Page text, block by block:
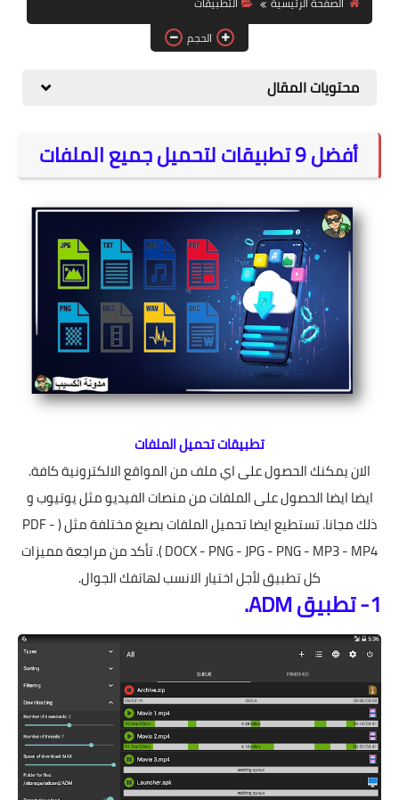
المواقع
الكمبيوتر
الحجم
محتويات المقال
أفضل 9 تطبيقات لتحميل جميع الملفات
تطبيقات تحميل الملفات
الان يمكنك الحصول على اي ملف من المواقع الالكترونية كافة.
ايضا ايضا الحصول على الملفات من منصات الفيديو مثل يوتيوب و
ذلك مجانا. تستطيع ايضا تحميل الملفات بصيغ مختلفة مثل ( PDF -
DOCX - PNG - JPG - PNG - MP3 - MP4 ). تأكد من مراجعة مميزات
كل تطبيق لأجل اختيار الانسب لهاتفك الجوال.
1- تطبيق ADM.